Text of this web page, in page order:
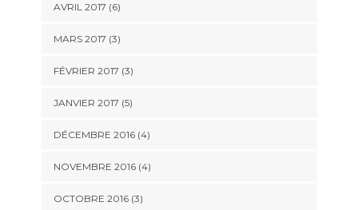
AVRIL 2017 (6)
MARS 2017 (3)
FÉVRIER 2017 (3)
JANVIER 2017 (5)
DÉCEMBRE 2016(4)
NOVEMBRE 2016(4)
OCTOBRE 2016(3)